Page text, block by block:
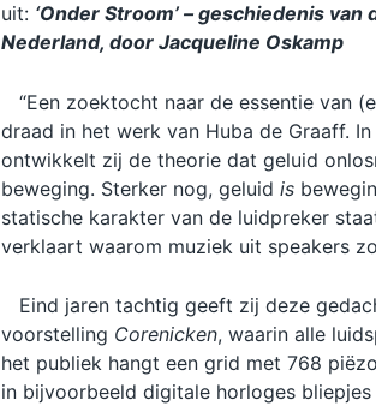
uit: ‘Onder Stroom’ – geschiedenis
Nederland, door Jacqueline Oskamp
“Een zoektocht naar de essentie van
draad in het werk van Huba de Graaff.
ontwikkelt zij de theorie dat geluid
beweging. Sterker nog, geluid is
statische karakter van de luidpreker
verklaart waarom muziek uit speakers
Eind jaren tachtig geeft zij deze
voorstelling Corenicken, waarin alle
het publiek hangt een grid met 768
in bijvoorbeeld digitale horloges